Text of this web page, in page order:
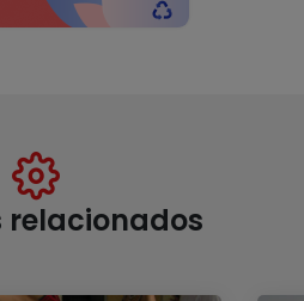
relacionados